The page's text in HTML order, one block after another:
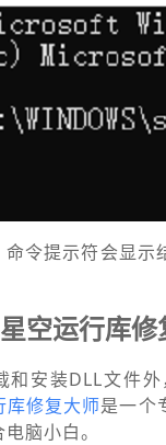
命令提示符会显示
空运行库修
和安装DLL文件
库修复大师是一个
脑小白。